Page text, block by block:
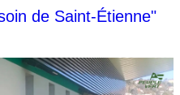
de Saint-Étienne"